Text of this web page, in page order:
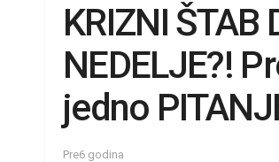
KRIZNI ŠTAB
NEDELJE?!
jedno
Pre6 godina